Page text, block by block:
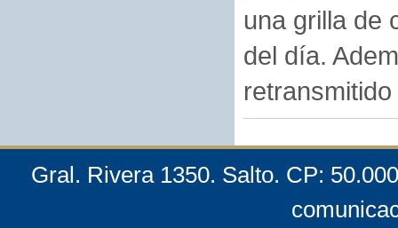
una grilla de
del día.
Gral. Rivera 1350. Salto. CP: